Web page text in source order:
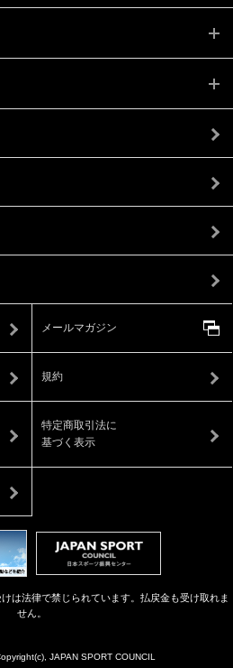
メールマガジン
規約
特定商取引法に
基づく表示
は法律で禁じられています。払戻金も受け取れま
せん。
JAPAN SPORT COUNCIL